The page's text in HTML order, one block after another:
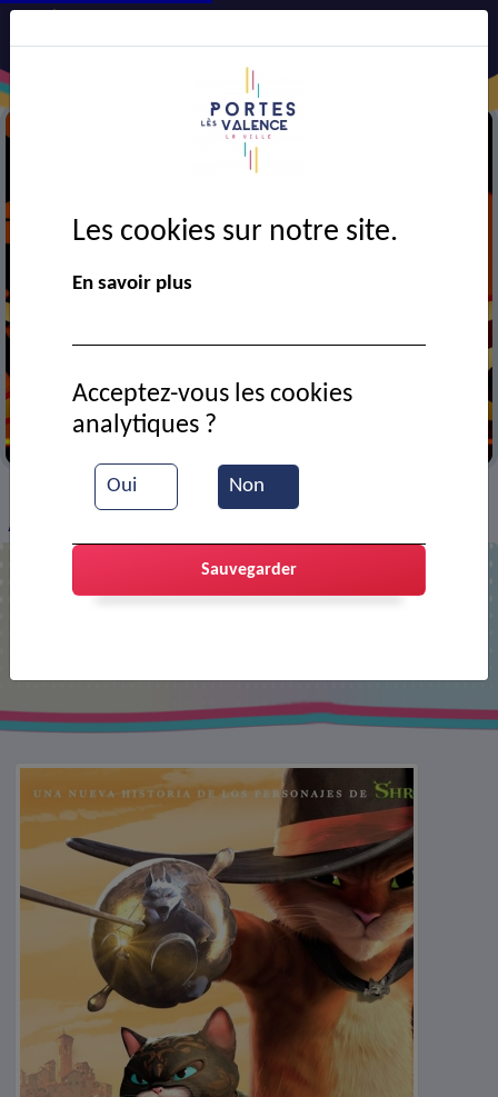
VIE MUNICIPALE > Ressources documentaires
Affiche : Le chat potté 2
Les cookies sur notre site.
En savoir plus
Oui Non
Acceptez-vous les cookies
analytiques ?
Sauvegarder